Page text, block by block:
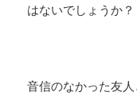
はないでしょうか？
音信のなかった友